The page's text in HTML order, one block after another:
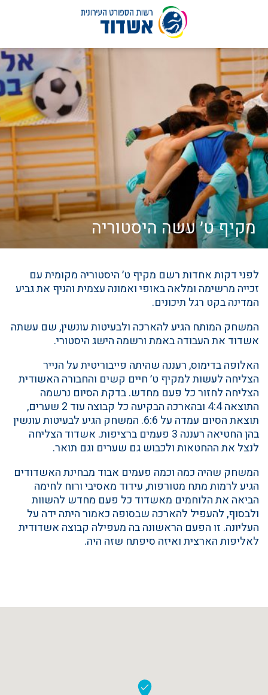
דלג
לתוכן
מקיף ט׳ עשה היסטוריה
לפני דקות אחדות רשם מקיף ט׳ היסטוריה מקומית עם
זכייה מרשימה ומלאה באופי ואמונה עצמית והניף את גביע
המדינה בקט רגל תיכונים.
המשחק המותח הגיע להארכה ולבעיטות עונשין, שם עשתה
אשדוד את העבודה באמת ורשמה הישג היסטורי.
האלופה בדימוס, רעננה שהיתה פייבוריטית על הנייר
הצליחה לעשות למקיף ט׳ חיים קשים והחבורה האשודית
הצליחה לחזור כל פעם מחדש. בדקת הסיום נרשמה
התוצאה 4:4 ובהארכה הבקיעה כל קבוצה עוד 2 שערים,
תוצאת הסיום עמדה על 6:6. המשחק הגיע לבעיטות עונשין
בהן החטיאה רעננה 3 פעמים ברציפות. אשדוד הצליחה
לנצל את ההחטאות ולכבוש גם שערים וגם תואר.
המשחק שהיה כמה וכמה פעמים אבוד מבחינת האשדודים
הגיע לרמות מתח מטורפות, עידוד מאסיבי ורוח לחימה
הביאה את הלוחמים מאשדוד כל פעם מחדש להשוות
ולבסוף, להעפיל להארכה שבסופה כאמור היתה ידה על
העליונה. זו הפעם הראשונה בה מעפילה קבוצה אשדודית
לאליפות הארצית ואיזה סיפתח שזה היה.